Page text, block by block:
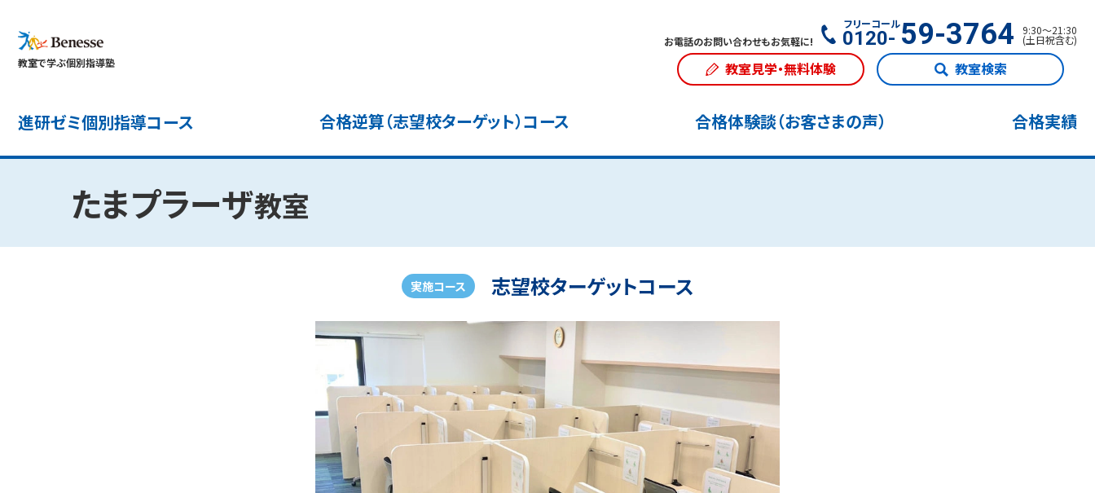
教室で学ぶ個別指導塾
お電話のお問い合わせもお気軽に!
フリーコール
0120- 59-3764 9:30〜21:30
(土日祝含む)
教室見学・無料体験 教室検索
進研ゼミ個別指導コース 合格逆算（志望校ターゲット）コース 合格体験談（お客さまの声） 合格実績
たまプラーザ​教室
実施コース 志望校ターゲットコース